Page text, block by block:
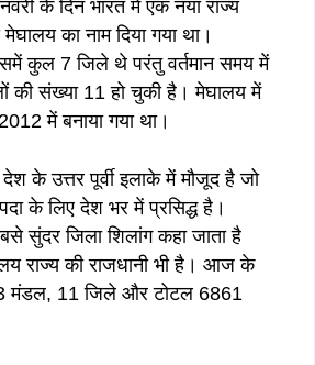
के दिन भारत में एक नया राज्य
का नाम दिया गया था।
कुल 7 जिले थे परंतु वर्तमान समय में
की संख्या 11 हो चुकी है। मेघालय में
में बनाया गया था।
के उत्तर पूर्वी इलाके में मौजूद है जो
के लिए देश भर में प्रसिद्ध है।
सुंदर जिला शिलांग कहा जाता है
राज्य की राजधानी भी है। आज के
मंडल, 11 जिले और टोटल 6861